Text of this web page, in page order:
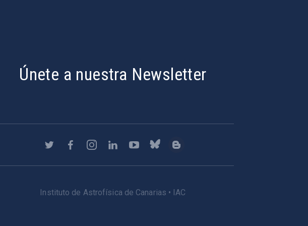
Únete a nuestra Newsletter
Instituto de Astrofísica de Canarias • IAC